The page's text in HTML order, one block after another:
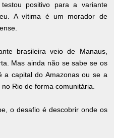
positivo para a variante
A vítima é um morador de
brasileira veio de Manaus,
Mas ainda não se sabe se os
a capital do Amazonas ou se a
Rio de forma comunitária.
o desafio é descobrir onde os